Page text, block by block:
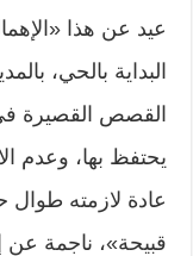
عيد عن هذا
البداية بالحي،
القصص القصيرة
يحتفظ بها، وعدم
عادة لازمته طوال
قبيحة»، ناجمة